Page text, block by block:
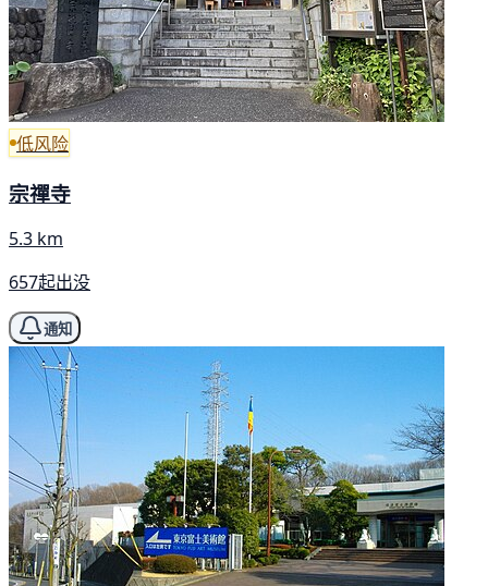
低风险
宗禪寺
5.3 km
657起出没
通知